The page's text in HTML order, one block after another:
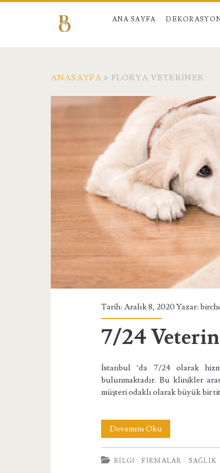
ANA SAYFA
ANASAYFA > FLORYA VETERINER
Etiket:
<span>Florya
Veteriner</span>
Tarih: Aralık 8, 2020 Yazar:
7/24
İstanbul ‘da 7/24 olarak
bulunmaktadır. Bu klinikler
müşteri odaklı olarak büyük bir
Devamını Oku7/24
Veteriner
Hizmetleri
BILGI FIRMALAR SAĞLIK